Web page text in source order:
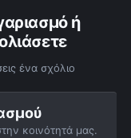
ή
ένα σχόλιο
κοινότητά μας.